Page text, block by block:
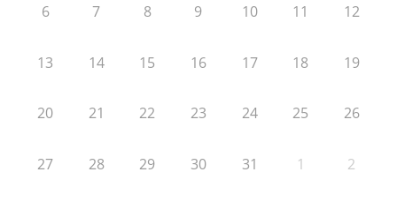
6 7 8 9 10 11 12
13 14 15 16 17 18 19
20 21 22 23 24 25 26
27 28 29 30 31 1 2